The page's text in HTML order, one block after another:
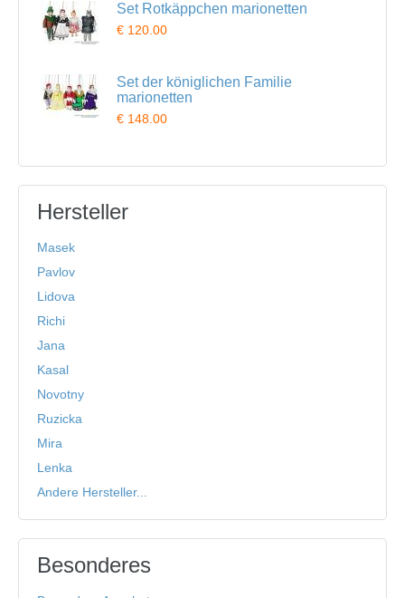
Set Rotkäppchen marionetten
€ 120.00
Set der königlichen Familie
marionetten
€ 148.00
Hersteller
Masek
Pavlov
Lidova
Richi
Jana
Kasal
Novotny
Ruzicka
Mira
Lenka
Andere Hersteller...
Besonderes